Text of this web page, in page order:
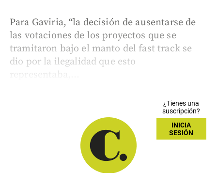
Para Gaviria, “la decisión de ausentarse de
las votaciones de los proyectos que se
tramitaron bajo el manto del fast track se
dio por la ilegalidad que esto
representaba,...
¿Tienes una
suscripción?
INICIA
SESIÓN